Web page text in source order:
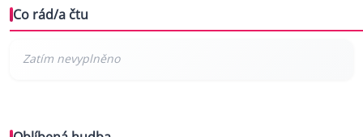
Co rád/a čtu